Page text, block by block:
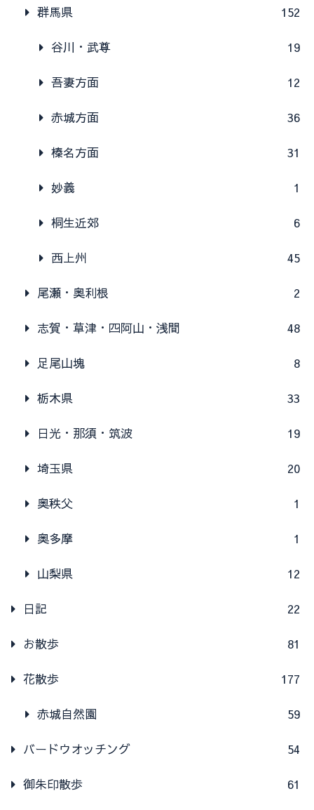
群馬県 152
谷川・武尊 19
吾妻方面 12
赤城方面 36
榛名方面 31
妙義 1
桐生近郊 6
西上州 45
尾瀬・奥利根 2
志賀・草津・四阿山・浅間 48
足尾山塊 8
栃木県 33
日光・那須・筑波 19
埼玉県 20
奥秩父 1
奥多摩 1
山梨県 12
日記 22
お散歩 81
花散歩 177
赤城自然園 59
バードウオッチング 54
御朱印散歩 61